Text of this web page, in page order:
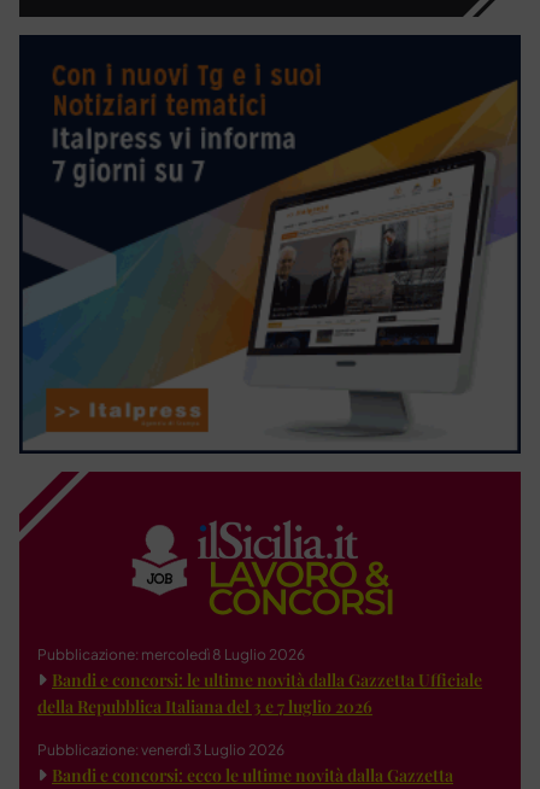
Pubblicazione: mercoledì 8 Luglio 2026
Bandi e concorsi: le ultime novità dalla Gazzetta Ufficiale
della Repubblica Italiana del 3 e 7 luglio 2026
Pubblicazione: venerdì 3 Luglio 2026
Bandi e concorsi: ecco le ultime novità dalla Gazzetta